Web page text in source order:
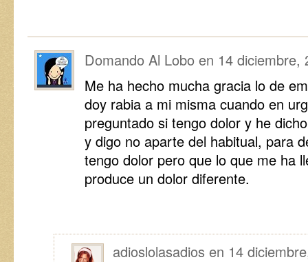
Domando Al Lobo en 14 diciembre,
Me ha hecho mucha gracia lo de
doy rabia a mi misma cuando en
preguntado si tengo dolor y he
y digo no aparte del habitual, para
tengo dolor pero que lo que me ha
produce un dolor diferente.
adioslolasadios en 14